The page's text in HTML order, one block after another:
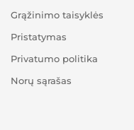
Grąžinimo taisyklės
Pristatymas
Privatumo politika
Norų sąrašas